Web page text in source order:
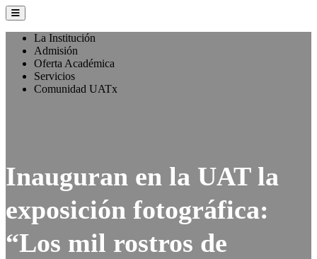
La Institución
Admisión
Oferta Académica
Servicios
Comunidad UATx
Inauguran en la UAT la
exposición fotográfica:
“Los mil rostros de